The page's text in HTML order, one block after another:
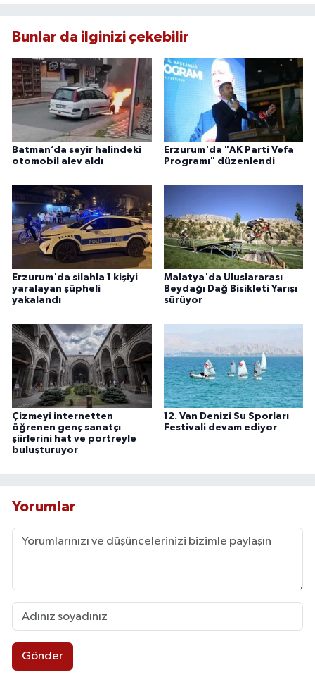
Bunlar da ilginizi çekebilir
Batman’da seyir halindeki
otomobil alev aldı
Erzurum'da "AK Parti Vefa
Programı" düzenlendi
Erzurum'da silahla 1 kişiyi
yaralayan şüpheli
yakalandı
Malatya'da Uluslararası
Beydağı Dağ Bisikleti Yarışı
sürüyor
Çizmeyi internetten
öğrenen genç sanatçı
şiirlerini hat ve portreyle
buluşturuyor
12. Van Denizi Su Sporları
Festivali devam ediyor
Yorumlar
Gönder